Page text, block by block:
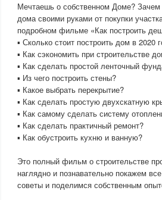
Мечтаешь о собственном Доме? Зачем
дома своими руками от покупки
подробном фильме «Как построить
▪ Сколько стоит построить дом в 2020
▪ Как сэкономить при строительстве
▪ Как сделать простой ленточный
▪ Из чего построить стены?
▪ Какое выбрать перекрытие?
▪ Как сделать простую двухскатную
▪ Как самому сделать систему
▪ Как сделать практичный ремонт?
▪ Как обустроить кухню и ванную?
Это полный фильм о строительстве
наглядно и познавательно покажем
советы и поделимся собственным